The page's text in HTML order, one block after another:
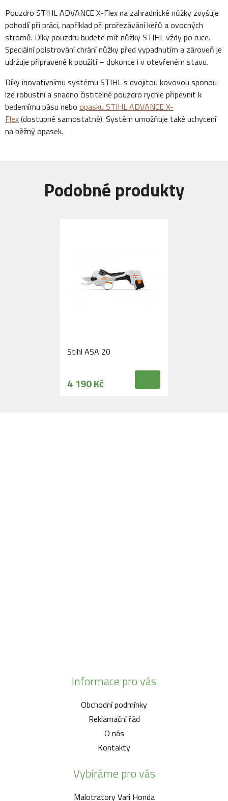
Pouzdro STIHL ADVANCE X-Flex na zahradnické nůžky zvyšuje
pohodlí při práci, například při prořezávání keřů a ovocných
stromů. Díky pouzdru budete mít nůžky STIHL vždy po ruce.
Speciální polstrování chrání nůžky před vypadnutím a zároveň je
udržuje připravené k použití – dokonce i v otevřeném stavu.
Díky inovativnímu systému STIHL s dvojitou kovovou sponou
lze robustní a snadno čistitelné pouzdro rychle připevnit k
bedernímu pásu nebo opasku STIHL ADVANCE X-
Flex(dostupné samostatně). Systém umožňuje také uchycení
na běžný opasek.
Podobné produkty
Stihl ASA 20
4 190 Kč
Informace pro vás
Obchodní podmínky
Reklamační řád
O nás
Kontakty
Vybíráme pro vás
Malotratory Vari Honda